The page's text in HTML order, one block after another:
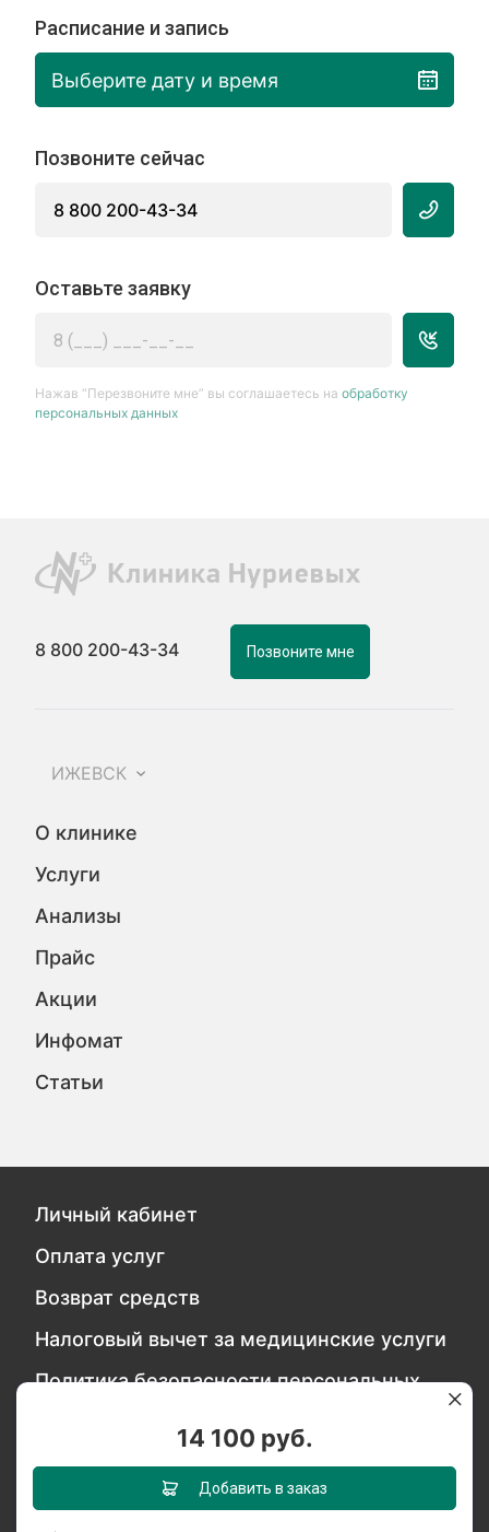
14 100 руб.
Добавить в заказ
Расписание и запись
Выберите дату и время
Позвоните сейчас
8 800 200-43-34
Оставьте заявку
Нажав “Перезвоните мне” вы соглашаетесь наобработку
персональных данных
8 800 200-43-34 Позвоните мне
ИЖЕВСК
О клинике
Услуги
Анализы
Прайс
Акции
Инфомат
Статьи
Личный кабинет
Оплата услуг
Возврат средств
Налоговый вычет за медицинские услуги
Политика безопасности персональных
Обратитесь в службу качества